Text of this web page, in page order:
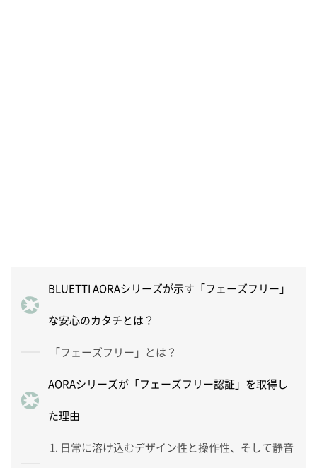
BLUETTI AORAシリーズが示す「フェーズフリー」
な安心のカタチとは？
「フェーズフリー」とは？
AORAシリーズが「フェーズフリー認証」を取得し
た理由
1. 日常に溶け込むデザイン性と操作性、そして静音